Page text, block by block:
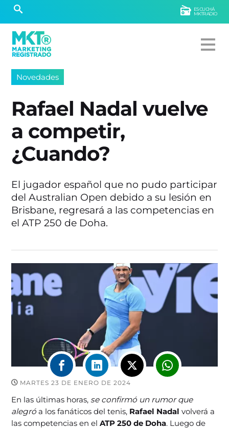
ESCUCHÁ
MKTRADIO
Novedades
Rafael Nadal vuelve
a competir,
¿Cuando?
El jugador español que no pudo participar
del Australian Open debido a su lesión en
Brisbane, regresará a las competencias en
el ATP 250 de Doha.
MARTES 23 DE ENERO DE 2024
En las últimas horas, se confirmó un rumor que
alegróa los fanáticos del tenis, Rafael Nadal volverá a
las competencias en elATP 250 de Doha. Luego de